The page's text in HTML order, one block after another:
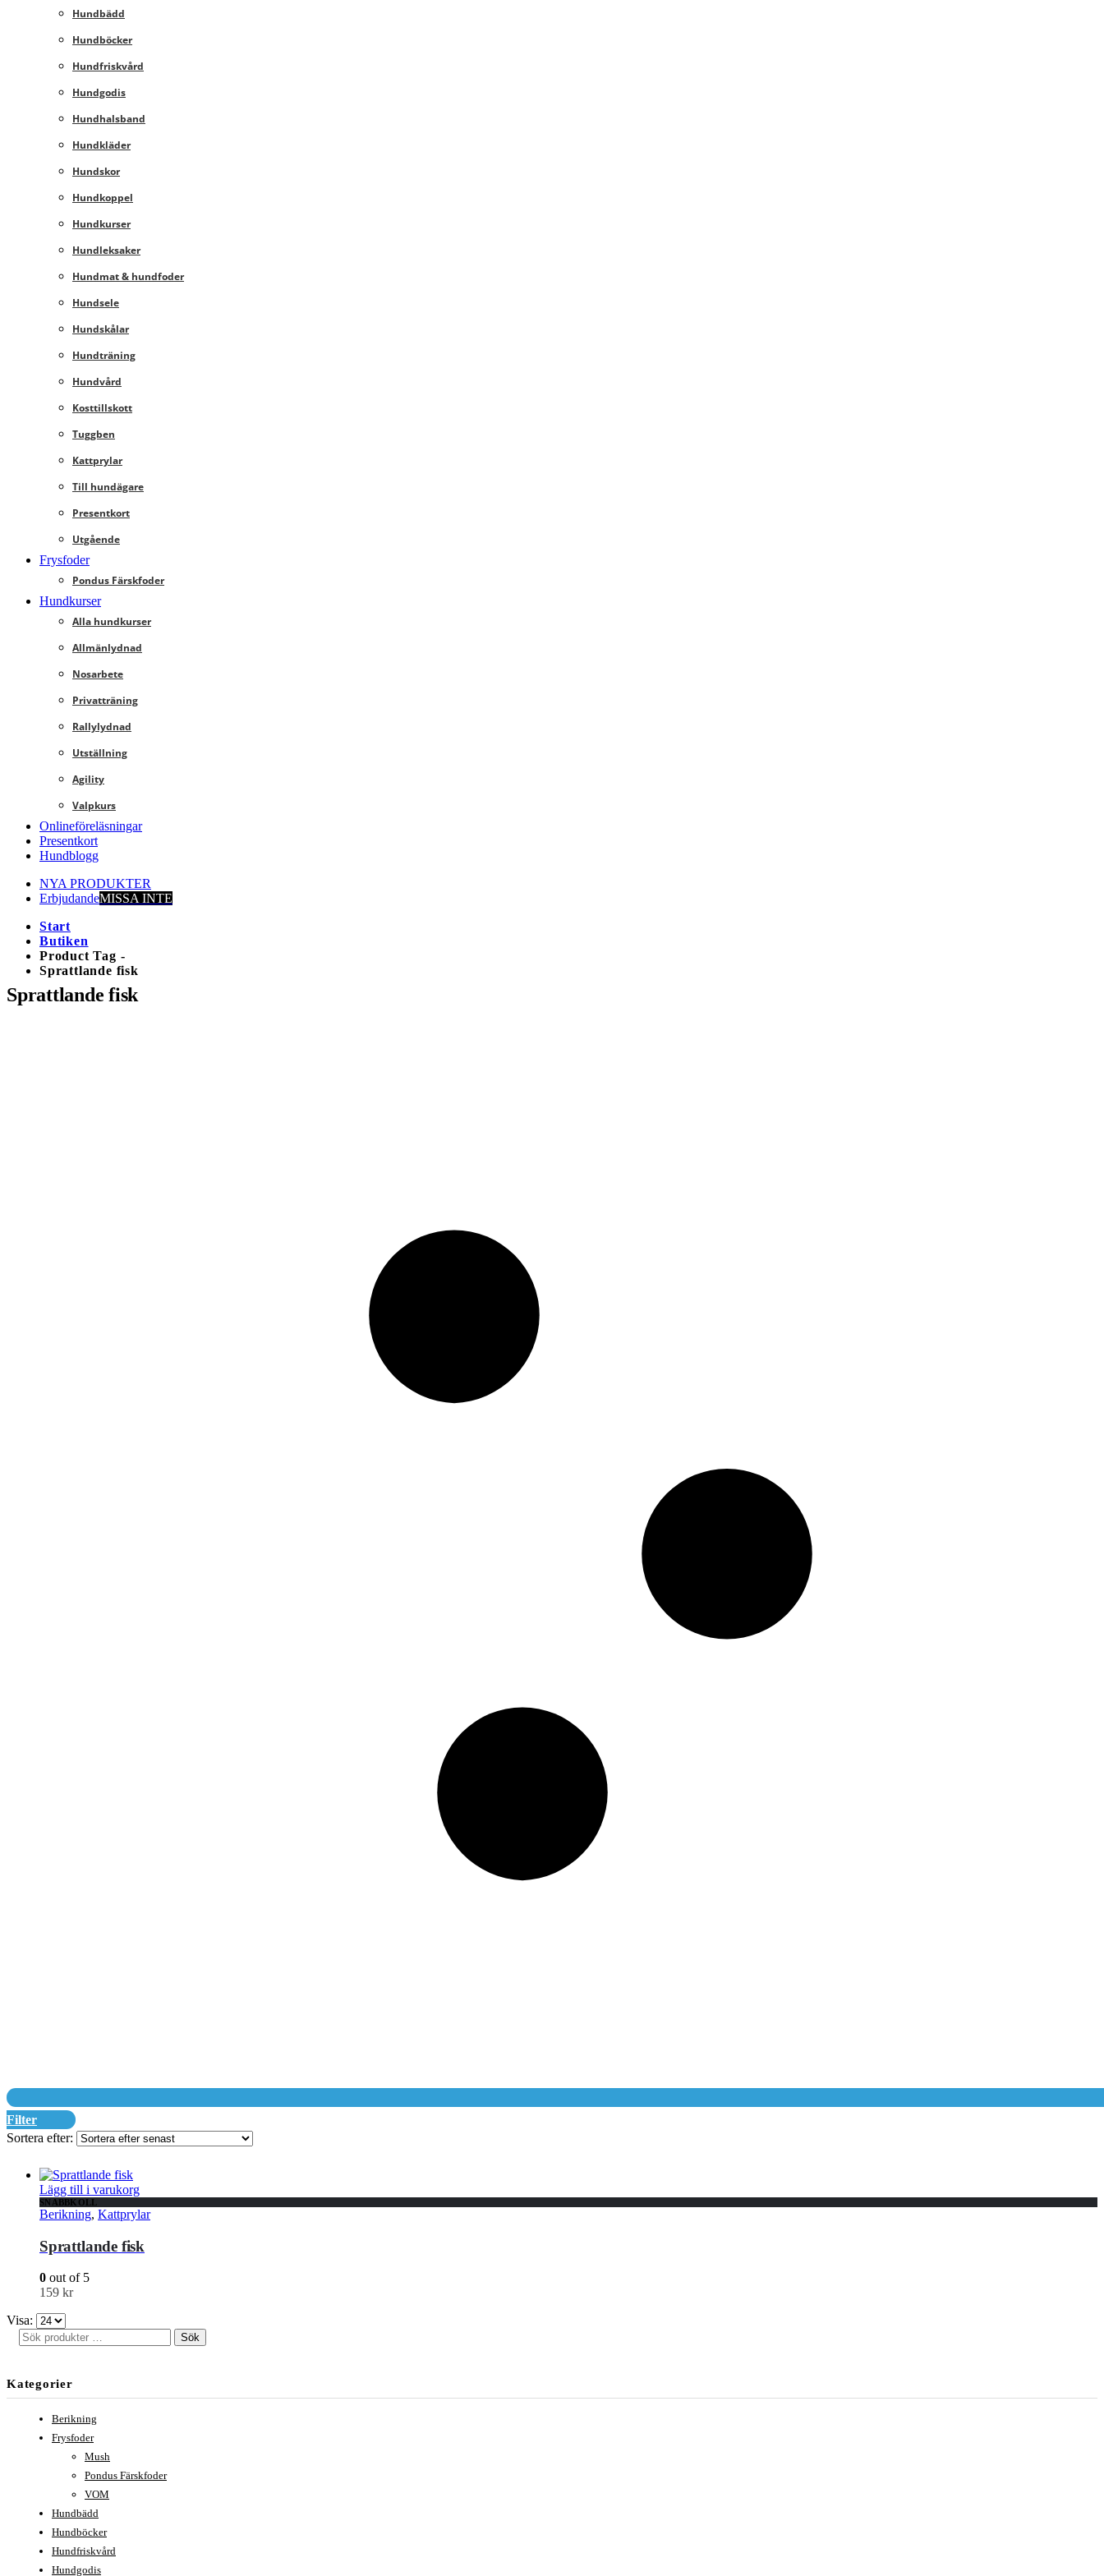
Hundbädd
Hundböcker
Hundfriskvård
Hundgodis
Hundhalsband
Hundkläder
Hundskor
Hundkoppel
Hundkurser
Hundleksaker
Hundmat & hundfoder
Hundsele
Hundskålar
Hundträning
Hundvård
Kosttillskott
Tuggben
Kattprylar
Till hundägare
Presentkort
Utgående
Frysfoder
Pondus Färskfoder
Hundkurser
Alla hundkurser
Allmänlydnad
Nosarbete
Privatträning
Rallylydnad
Utställning
Agility
Valpkurs
Onlineföreläsningar
Presentkort
Hundblogg
NYA PRODUKTER
ErbjudandeMISSA INTE
Start
Butiken
Product Tag -
Sprattlande fisk
Sprattlande fisk
Filter
Sortera efter:
Lägg till i varukorg
SNABBKOLL
Berikning, Kattprylar
Sprattlande fisk
0 out of 5
159 kr
Visa:
Sök
Kategorier
Berikning
Frysfoder
Mush
Pondus Färskfoder
VOM
Hundbädd
Hundböcker
Hundfriskvård
Hundgodis